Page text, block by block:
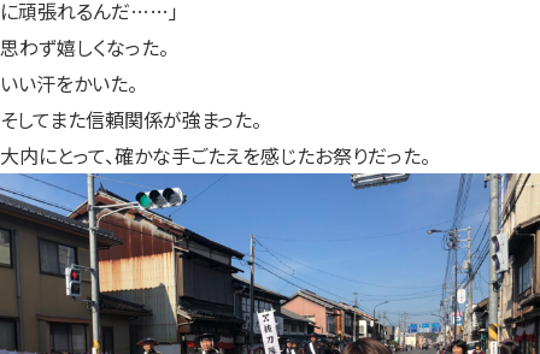
に頑張れるんだ……」
思わず嬉しくなった。
いい汗をかいた。
そしてまた信頼関係が強まった。
大内にとって、確かな手ごたえを感じたお祭りだった。